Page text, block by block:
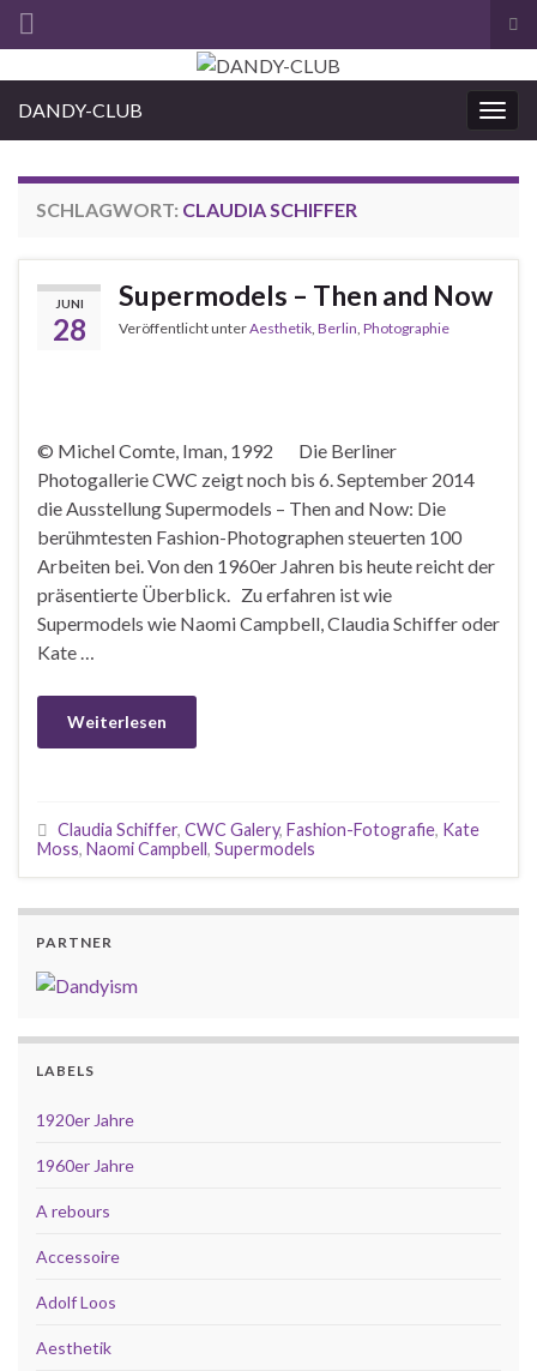
Search for:
DANDY-CLUB
SCHLAGWORT: CLAUDIA SCHIFFER
JUNI
28
Supermodels – Then and Now
Veröffentlicht unterAesthetik Berlin Photographie
© Michel Comte, Iman, 1992 Die Berliner
Photogallerie CWC zeigt noch bis 6. September 2014
die Ausstellung Supermodels – Then and Now: Die
berühmtesten Fashion-Photographen steuerten 100
Arbeiten bei. Von den 1960er Jahren bis heute reicht der
präsentierte Überblick. Zu erfahren ist wie
Supermodels wie Naomi Campbell, Claudia Schiffer oder
Kate …
Weiterlesen
Claudia Schiffer, CWC Galery, Fashion-Fotografie, Kate
Moss, Naomi Campbell, Supermodels
PARTNER
LABELS
1920er Jahre
1960er Jahre
A rebours
Accessoire
Adolf Loos
Aesthetik